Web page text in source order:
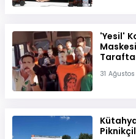
'Yesil'
31